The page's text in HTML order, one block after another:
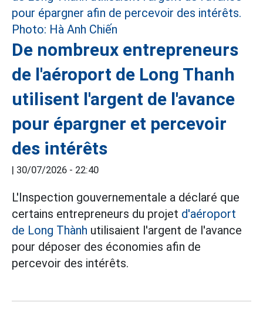
De nombreux entrepreneurs
de l'aéroport de Long Thanh
utilisent l'argent de l'avance
pour épargner et percevoir
des intérêts
| 30/07/2026 - 22:40
L'Inspection gouvernementale a déclaré que
certains entrepreneurs du projet d'aéroport
de Long Thành utilisaient l'argent de l'avance
pour déposer des économies afin de
percevoir des intérêts.